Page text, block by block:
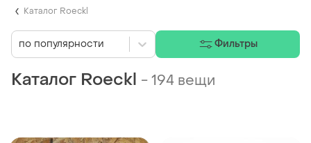
Каталог Roeckl
Каталог Roeckl -194 вещи
по популярности Фильтры